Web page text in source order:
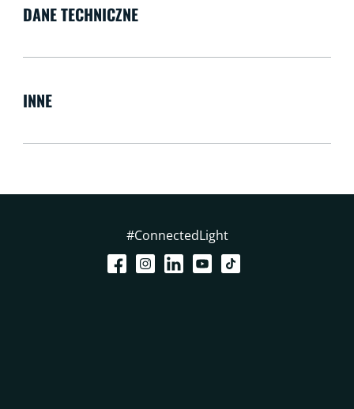
DANE TECHNICZNE
INNE
#ConnectedLight